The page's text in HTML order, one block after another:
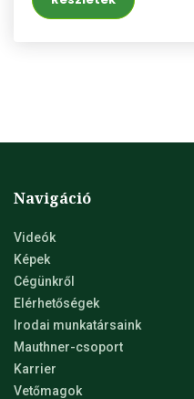
JARIELLA minden
terméshozamot biztosít,
Navigáció
Videók
Képek
Cégünkről
Elérhetőségek
Irodai munkatársaink
Mauthner-csoport
Karrier
Vetőmagok